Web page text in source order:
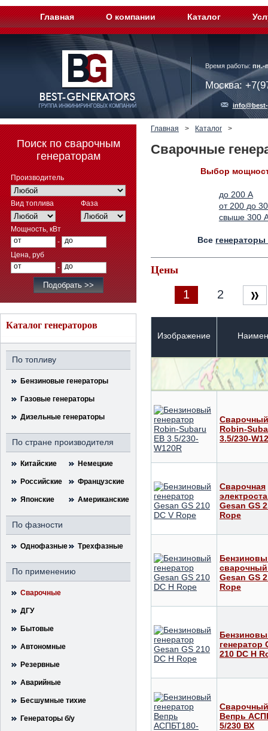
Главная О компании Каталог
Время работы: пн.-
Москва:
Поиск по сварочным
генераторам
Производитель
Вид топлива Фаза
Мощность, кВт
от
- до
Цена, руб
от
- до
Каталог генераторов
По топливу
Бензиновые генераторы
Газовые генераторы
Дизельные генераторы
По стране производителя
Китайские Немецкие
Российские Французские
Японские Американские
По фазности
Однофазные Трехфазные
По применению
Сварочные
ДГУ
Бытовые
Автономные
Резервные
Аварийные
Бесшумные тихие
Генераторы б/у
Главная > Каталог >
Сварочные
Выбор
до 200 А
от 200 до
свыше 300
Все генераторы
Цены
1 2
Изображение
Сварочный
Robin-
3.5/230-
Сварочная
Gesan GS
Rope
сварочный
Gesan GS
Rope
генератор
210 DC H
Сварочный
Вепрь
5/230 ВХ